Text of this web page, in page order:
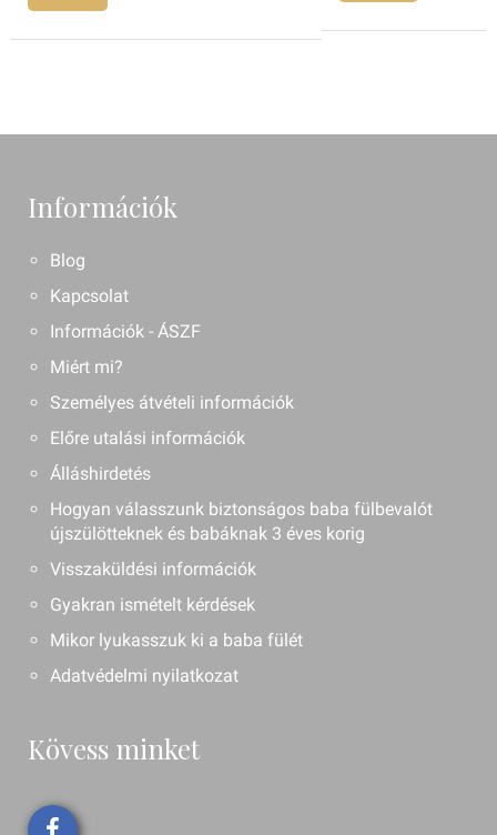
Információk
Blog
Kapcsolat
Információk - ÁSZF
Miért mi?
Személyes átvételi információk
Előre utalási információk
Álláshirdetés
Hogyan válasszunk biztonságos baba fülbevalót
újszülötteknek és babáknak 3 éves korig
Visszaküldési információk
Gyakran ismételt kérdések
Mikor lyukasszuk ki a baba fülét
Adatvédelmi nyilatkozat
Kövess minket